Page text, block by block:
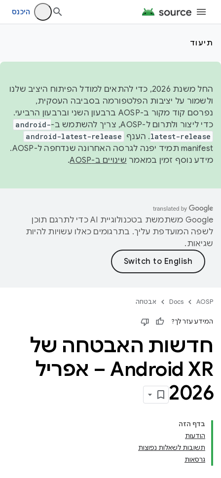
היכנס
תיעוד
החל משנת 2026, כדי להתאים למודל הפיתוח היציב שלנו
ולשמור על יציבות הפלטפורמה בסביבה העסקית,
נפרסם קוד מקור ב-AOSP ברבעון השני וברבעון הרביעי.
כדי ליצור ולתרום ל-AOSP, צריך להשתמש ב-
android-
latest-release. הענף android-latest-release
manifest תמיד יפנה לגרסה האחרונה שנדחפה ל-AOSP.
מידע נוסף זמין במאמר שינויים ב-AOSP .
‫Google משתמשת בטכנולוגיית AI כדי לתרגם תוכן
לשפה המועדפת עליך. בתרגומים כאלו עשויות להיות
שגיאות.
AOSP
Docs אבטחה
המידע עזר לך?
חדשות האבטחה של
Android XR – אפריל
2026
בדף הזה
הודעות
תשובות לשאלות נפוצות
גרסאות